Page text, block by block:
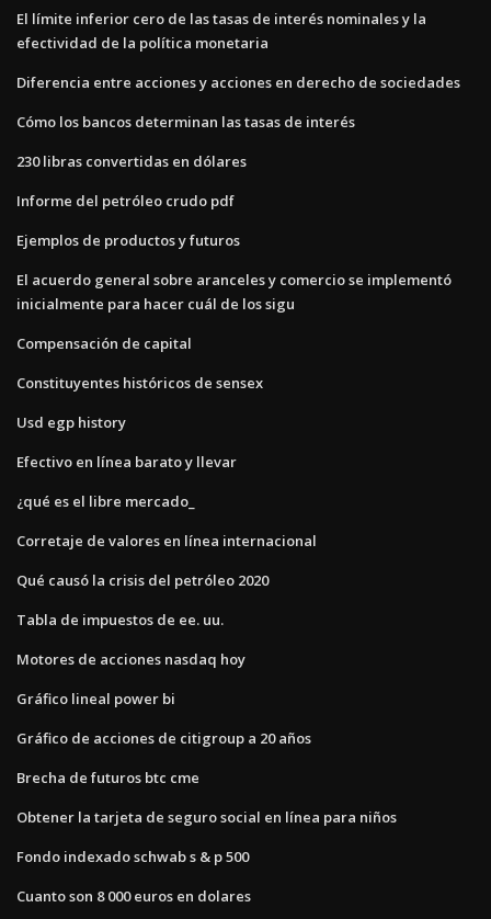
El límite inferior cero de las tasas de interés nominales y la
efectividad de la política monetaria
Diferencia entre acciones y acciones en derecho de sociedades
Cómo los bancos determinan las tasas de interés
230 libras convertidas en dólares
Informe del petróleo crudo pdf
Ejemplos de productos y futuros
El acuerdo general sobre aranceles y comercio se implementó
inicialmente para hacer cuál de los sigu
Compensación de capital
Constituyentes históricos de sensex
Usd egp history
Efectivo en línea barato y llevar
¿qué es el libre mercado_
Corretaje de valores en línea internacional
Qué causó la crisis del petróleo 2020
Tabla de impuestos de ee. uu.
Motores de acciones nasdaq hoy
Gráfico lineal power bi
Gráfico de acciones de citigroup a 20 años
Brecha de futuros btc cme
Obtener la tarjeta de seguro social en línea para niños
Fondo indexado schwab s & p 500
Cuanto son 8 000 euros en dolares